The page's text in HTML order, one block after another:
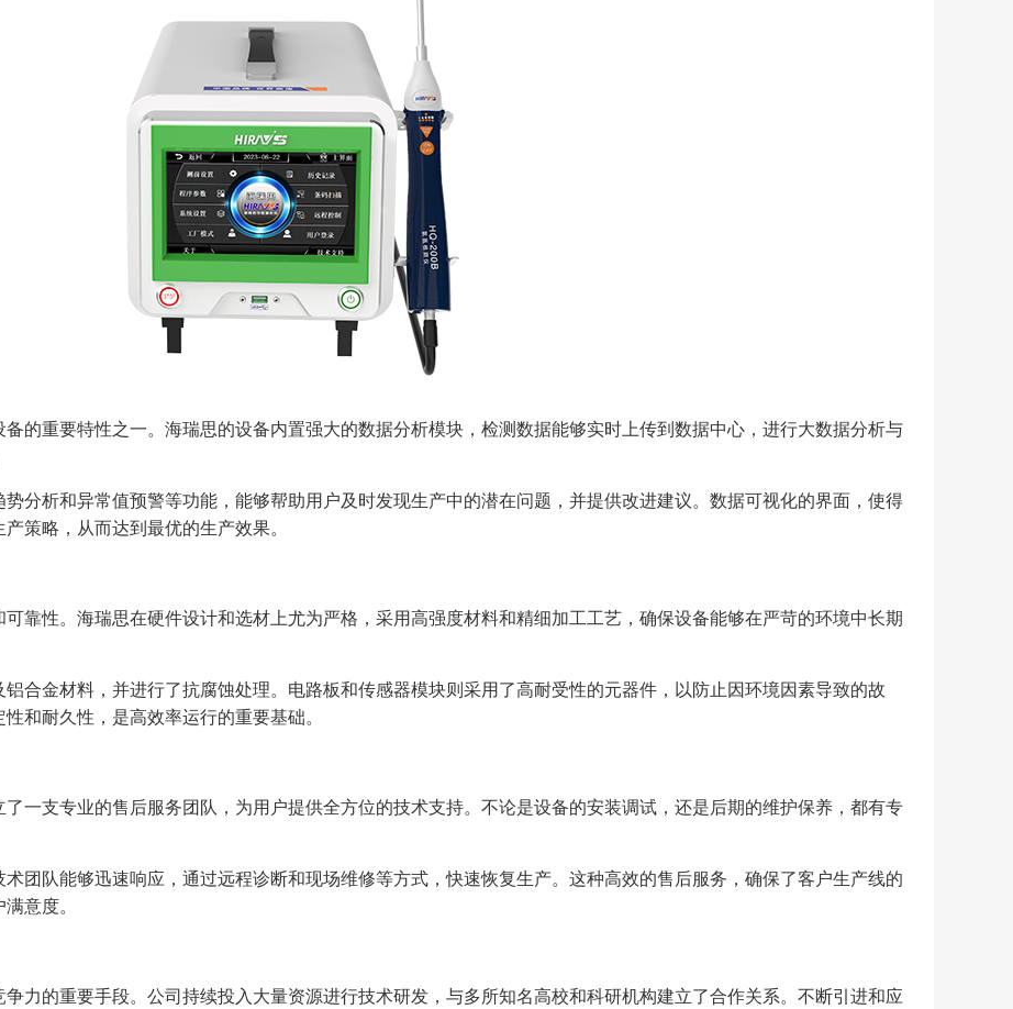
的重要特性之一。海瑞思的设备内置强大的数据分析模块，检测数据能够实时上传到数据中心，进行大数据分析与
分析和异常值预警等功能，能够帮助用户及时发现生产中的潜在问题，并提供改进建议。数据可视化的界面，使得
策略，从而达到最优的生产效果。
靠性。海瑞思在硬件设计和选材上尤为严格，采用高强度材料和精细加工工艺，确保设备能够在严苛的环境中长期
合金材料，并进行了抗腐蚀处理。电路板和传感器模块则采用了高耐受性的元器件，以防止因环境因素导致的故
和耐久性，是高效率运行的重要基础。
一支专业的售后服务团队，为用户提供全方位的技术支持。不论是设备的安装调试，还是后期的维护保养，都有专
团队能够迅速响应，通过远程诊断和现场维修等方式，快速恢复生产。这种高效的售后服务，确保了客户生产线的
意度。
力的重要手段。公司持续投入大量资源进行技术研发，与多所知名高校和科研机构建立了合作关系。不断引进和应